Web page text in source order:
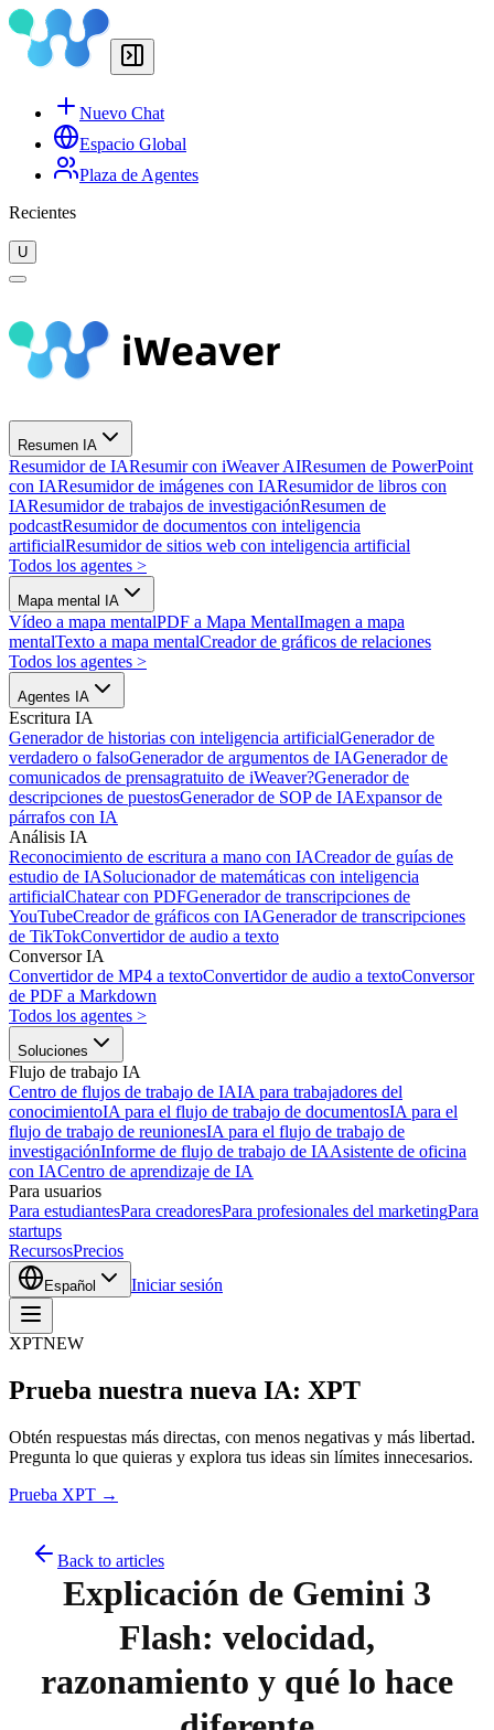
Nuevo Chat
Espacio Global
Plaza de Agentes
Recientes
U
Resumen IA
Resumidor de IAResumir con iWeaver AIResumen de PowerPoint
con IAResumidor de imágenes con IAResumidor de libros con
IAResumidor de trabajos de investigaciónResumen de
podcastResumidor de documentos con inteligencia
artificialResumidor de sitios web con inteligencia artificial
Todos los agentes >
Mapa mental IA
Vídeo a mapa mentalPDF a Mapa MentalImagen a mapa
mentalTexto a mapa mentalCreador de gráficos de relaciones
Todos los agentes >
Agentes IA
Escritura IA
Generador de historias con inteligencia artificialGenerador de
verdadero o falsoGenerador de argumentos de IAGenerador de
comunicados de prensagratuito de iWeaver?Generador de
descripciones de puestosGenerador de SOP de IAExpansor de
párrafos con IA
Análisis IA
Reconocimiento de escritura a mano con IACreador de guías de
estudio de IASolucionador de matemáticas con inteligencia
artificialChatear con PDFGenerador de transcripciones de
YouTubeCreador de gráficos con IAGenerador de transcripciones
de TikTokConvertidor de audio a texto
Conversor IA
Convertidor de MP4 a textoConvertidor de audio a textoConversor
de PDF a Markdown
Todos los agentes >
Soluciones
Flujo de trabajo IA
Centro de flujos de trabajo de IAIA para trabajadores del
conocimientoIA para el flujo de trabajo de documentosIA para el
flujo de trabajo de reunionesIA para el flujo de trabajo de
investigaciónInforme de flujo de trabajo de IAAsistente de oficina
con IACentro de aprendizaje de IA
Para usuarios
Para estudiantesPara creadoresPara profesionales del marketingPara
startups
RecursosPrecios
Español Iniciar sesión
XPTNEW
Prueba nuestra nueva IA: XPT
Obtén respuestas más directas, con menos negativas y más libertad.
Pregunta lo que quieras y explora tus ideas sin límites innecesarios.
Prueba XPT →
Back to articles
Explicación de Gemini 3
Flash: velocidad,
razonamiento y qué lo hace